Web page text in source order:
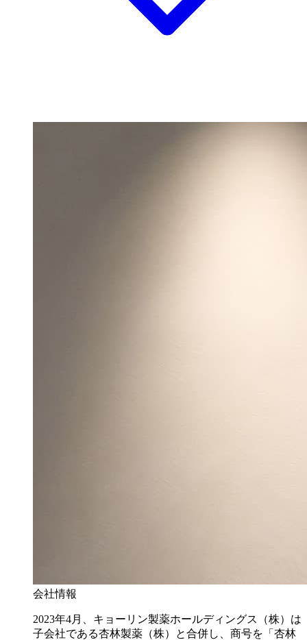
会社情報
2023年4月、キョーリン製薬ホールディングス（株）は
子会社である杏林製薬（株）と合併し、商号を「杏林